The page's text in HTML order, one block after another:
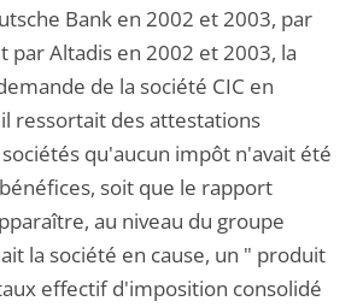
Bank en 2002 et 2003, par
par Altadis en 2002 et 2003, la
de la société CIC en
ressortait des attestations
qu'aucun impôt n'avait été
soit que le rapport
au niveau du groupe
la société en cause, un " produit
effectif d'imposition consolidé